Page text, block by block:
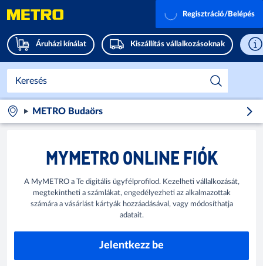
Áruházi kínálat Kiszállítás vállalkozásoknak
Regisztráció/Belépés
METRO Budaörs
MYMETRO ONLINE FIÓK
A MyMETRO a Te digitális ügyfélprofilod. Kezelheti vállalkozását,
megtekintheti a számlákat, engedélyezheti az alkalmazottak
számára a vásárlást kártyák hozzáadásával, vagy módosíthatja
adatait.
Jelentkezz be